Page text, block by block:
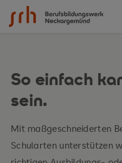
Zum Inhalt springen
So einfach
sein.
Mit maßgeschneiderten
Schularten unterstützen